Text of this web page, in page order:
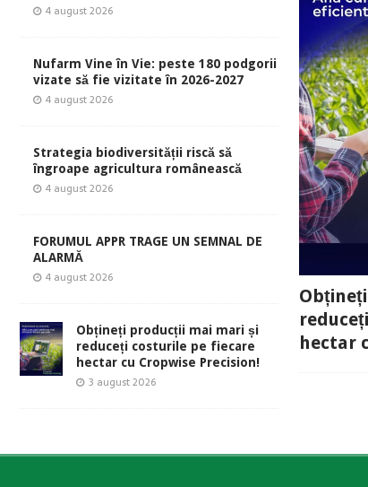
4 august 2026
Nufarm Vine în Vie: peste 180 podgorii
vizate să fie vizitate în 2026-2027
4 august 2026
Strategia biodiversității riscă să
îngroape agricultura românească
4 august 2026
FORUMUL APPR TRAGE UN SEMNAL DE
ALARMĂ
4 august 2026
Obțineți producții mai mari și
reduceți costurile pe fiecare
hectar cu Cropwise Precision!
3 august 2026
hectar